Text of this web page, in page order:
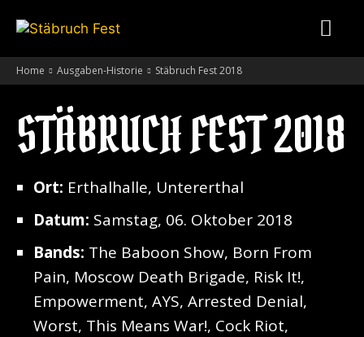
Home Ausgaben-Historie Stäbruch Fest 2018
STÄBRUCH FEST 2018
Ort: Erthalhalle, Untererthal
Datum: Samstag, 06. Oktober 2018
Bands: The Baboon Show, Born From
Pain, Moscow Death Brigade, Risk It!,
Empowerment, AYS, Arrested Denial,
Worst, This Means War!, Cock Riot,